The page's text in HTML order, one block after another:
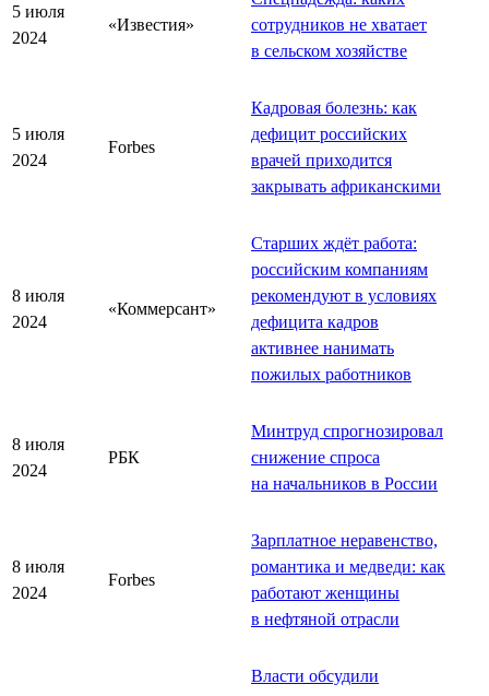
5 июля
2024
«Известия»
сотрудников не хватает
в сельском хозяйстве
5 июля
2024
Forbes
Кадровая болезнь: как
дефицит российских
врачей приходится
закрывать африканскими
8 июля
2024
«Коммерсант»
Старших ждёт работа:
российским компаниям
рекомендуют в условиях
дефицита кадров
активнее нанимать
пожилых работников
8 июля
2024
РБК
Минтруд спрогнозировал
снижение спроса
на начальников в России
8 июля
2024
Forbes
Зарплатное неравенство,
романтика и медведи: как
работают женщины
в нефтяной отрасли
Власти обсудили